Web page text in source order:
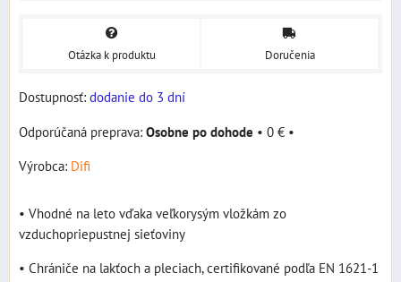
Otázka k produktu Doručenia
Dostupnosť: dodanie do 3 dní
Osobne po dohode • 0 € •
Výrobca: Difi
• Vhodné na leto vďaka veľkorysým vložkám zo
vzduchopriepustnej sieťoviny
• Chrániče na lakťoch a pleciach, certifikované podľa EN 1621-1